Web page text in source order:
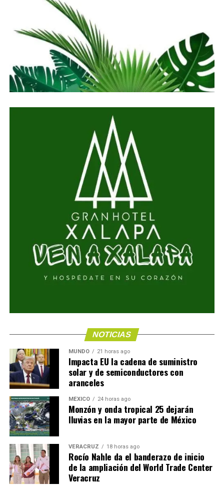
NOTICIAS
MUNDO 21 horas ago
Impacta EU la cadena de suministro
solar y de semiconductores con
aranceles
MÉXICO 24 horas ago
Monzón y onda tropical 25 dejarán
lluvias en la mayor parte de México
VERACRUZ 18 horas ago
Rocío Nahle da el banderazo de inicio
de la ampliación del World Trade Center
Veracruz